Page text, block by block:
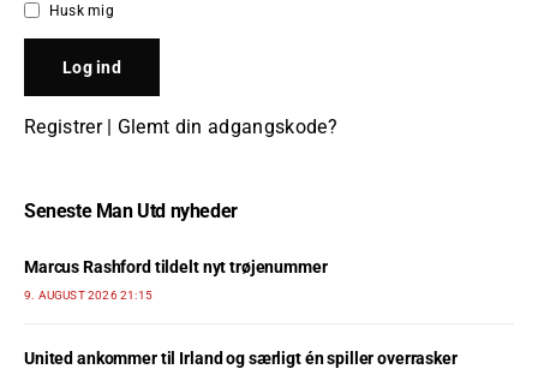
Husk mig
Registrer| Glemt din adgangskode?
Seneste Man Utd nyheder
Marcus Rashford tildelt nyt trøjenummer
9. AUGUST 2026 21:15
United ankommer til Irland og særligt én spiller overrasker